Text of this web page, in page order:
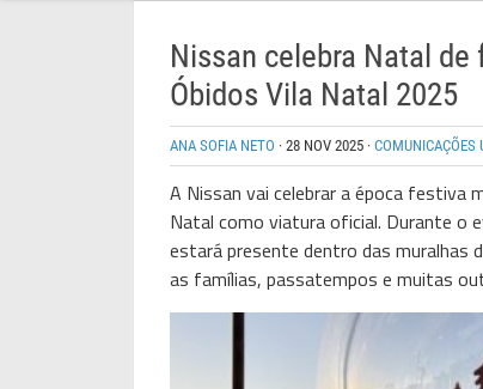
Nissan celebra Natal
Óbidos Vila Natal 2025
ANA SOFIA NETO · 28 NOV 2025 · COMUNICAÇÕES
A Nissan vai celebrar a época festiva
Natal como viatura oficial. Durante o
estará presente dentro das muralhas
as famílias, passatempos e muitas